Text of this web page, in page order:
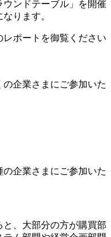
ンドテーブル」を開催
ります。
ポートを御覧ください
企業さまにご参加いた
企業さまにご参加いた
、大部分の方が購買部